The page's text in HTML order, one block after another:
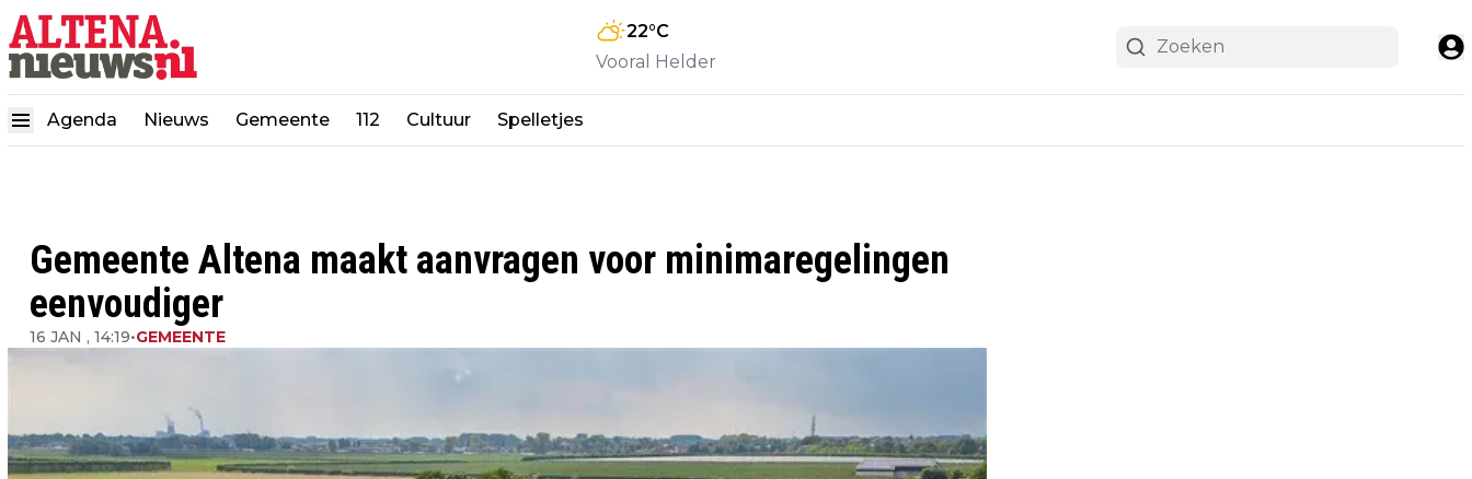
22°C
Vooral Helder
Agenda Nieuws Gemeente 112 Cultuur Spelletjes
Gemeente Altena maakt aanvragen voor minimaregelingen
eenvoudiger
16 JAN , 14:19•GEMEENTE